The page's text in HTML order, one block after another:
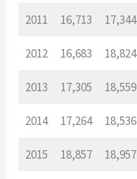
2011 16,713 17,344
2012 16,683 18,824
2013 17,305 18,559
2014 17,264 18,536
2015 18,857 18,957